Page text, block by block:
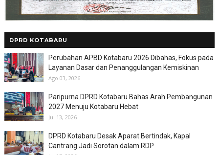
DPRD KOTABARU
Perubahan APBD Kotabaru 2026 Dibahas, Fokus pada
Layanan Dasar dan Penanggulangan Kemiskinan
Ago 03, 2026
Paripurna DPRD Kotabaru Bahas Arah Pembangunan
2027 Menuju Kotabaru Hebat
Jul 13, 2026
DPRD Kotabaru Desak Aparat Bertindak, Kapal
Cantrang Jadi Sorotan dalam RDP